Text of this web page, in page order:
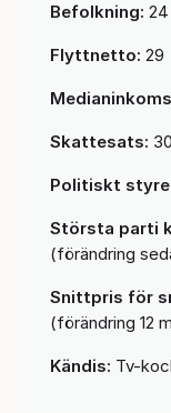
Befolkning:
Flyttnetto: 29
Skattesats:
Politiskt
Största parti
(förändring
Snittpris för
(förändring 12
Kändis: Tv-